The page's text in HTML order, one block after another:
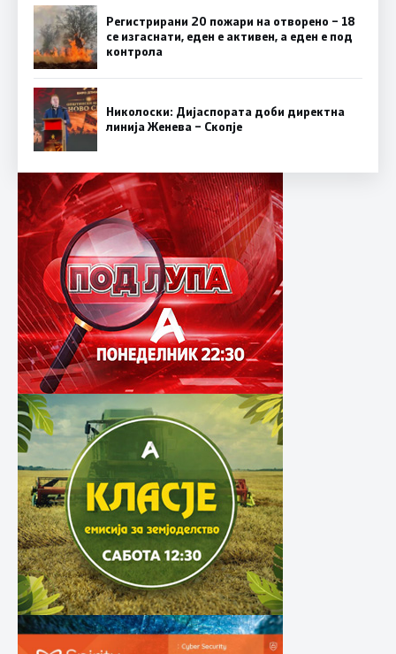
Регистрирани 20 пожари на отворено – 18
се изгаснати, еден е активен, а еден е под
контрола
Николоски: Дијаспората доби директна
линија Женева – Скопје